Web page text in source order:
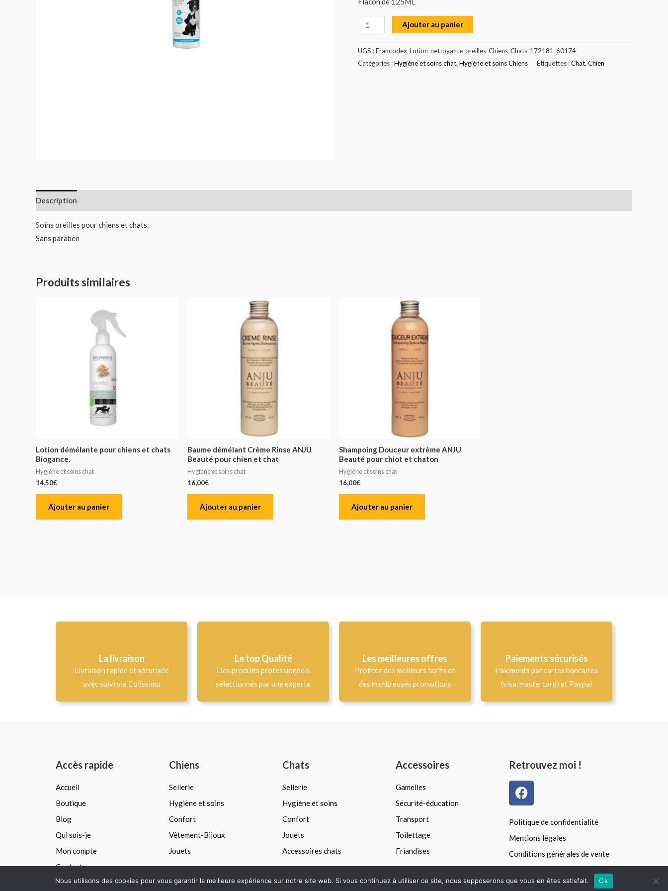
Ajouter au panier
UGS :Francodex-Lotion-nettoyante-oreilles-Chiens-Chats-172181-60174
Catégories :Hygiène et soins chat, Hygiène et soins Chiens Étiquettes :Chat, Chien
Description
Soins oreilles pour chiens et chats.
Sans paraben
Produits similaires
Lotion démélante pour chiens et chats
Biogance.
Hygiène et soins chat
14,50€
Ajouter au panier
Baume démélant Crème Rinse ANJU
Beauté pour chien et chat
Hygiène et soins chat
16,00€
Ajouter au panier
Shampoing Douceur extrème ANJU
Beauté pour chiot et chaton
Hygiène et soins chat
16,00€
Ajouter au panier
La livraison
Livraison rapide et sécurisée
avec suivi via Colissimo
Le top Qualité​
Des produits professionnels
sélectionnés par une experte
Les meilleures offres
Profitez des meilleurs tarifs et
des nombreuses promotions
Paiements sécurisés
Paiements par cartes bancaires
(visa, mastercard) et Paypal
Accès rapide
Accueil
Boutique
Blog
Qui suis-je
Mon compte
Contact
Chiens
Sellerie
Hygiène et soins
Confort
Vêtement-Bijoux
Jouets
Chats
Sellerie
Hygiène et soins
Confort
Jouets
Accessoires chats
Accessoires
Gamelles
Sécurité-éducation
Transport
Toilettage
Friandises
Retrouvez moi !
F
a
e
b
o
o
Politique de confidentialité
Mentions légales
Conditions générales de vente
Nous utilisons des cookies pour vous garantir la meilleure expérience sur notre site web. Si vous continuez à utiliser ce site, nous supposerons que vous en êtes satisfait. Ok